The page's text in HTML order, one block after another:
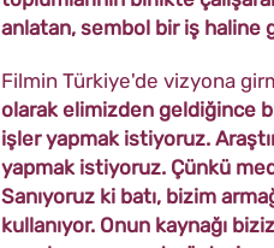
anlatan, sembol bir iş haline
Filmin Türkiye'de vizyona
olarak elimizden geldiğince
işler yapmak istiyoruz.
yapmak istiyoruz. Çünkü
Sanıyoruz ki batı, bizim
kullanıyor. Onun kaynağı